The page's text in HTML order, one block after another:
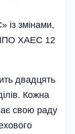
із змінами,
ХАЕС 12
двадцять
Кожна
свою раду